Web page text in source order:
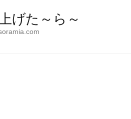
げた～ら～